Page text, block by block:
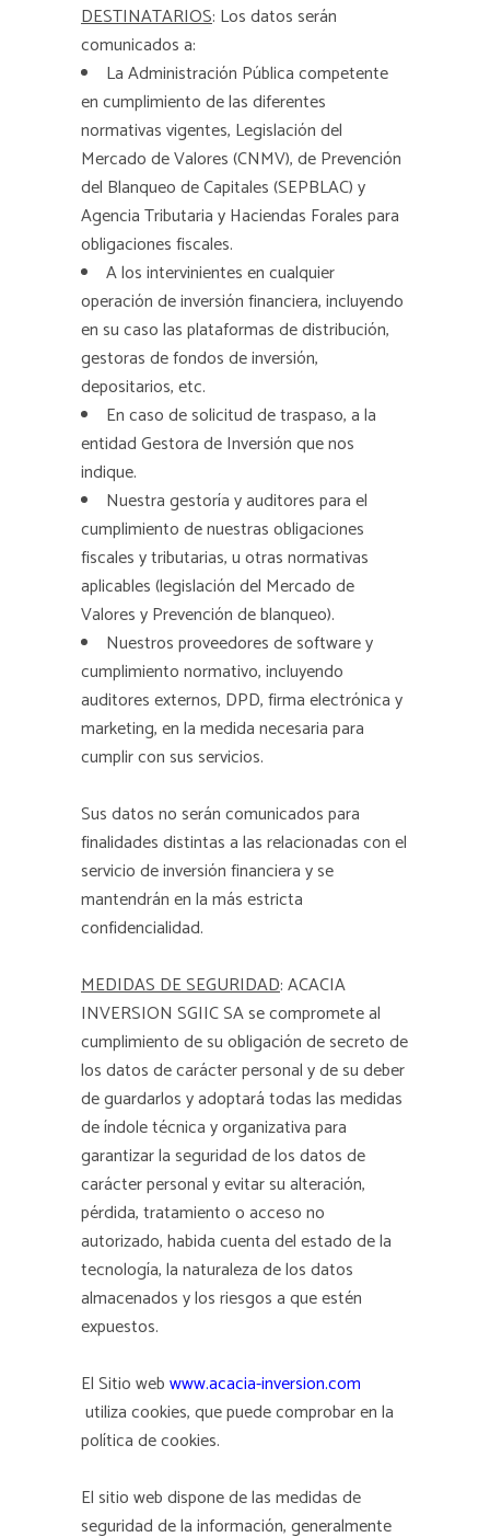
DESTINATARIOS: Los datos serán
comunicados a:
La Administración Pública competente
en cumplimiento de las diferentes
normativas vigentes, Legislación del
Mercado de Valores (CNMV), de Prevención
del Blanqueo de Capitales (SEPBLAC) y
Agencia Tributaria y Haciendas Forales para
obligaciones fiscales.
A los intervinientes en cualquier
operación de inversión financiera, incluyendo
en su caso las plataformas de distribución,
gestoras de fondos de inversión,
depositarios, etc.
En caso de solicitud de traspaso, a la
entidad Gestora de Inversión que nos
indique.
Nuestra gestoría y auditores para el
cumplimiento de nuestras obligaciones
fiscales y tributarias, u otras normativas
aplicables (legislación del Mercado de
Valores y Prevención de blanqueo).
Nuestros proveedores de software y
cumplimiento normativo, incluyendo
auditores externos, DPD, firma electrónica y
marketing, en la medida necesaria para
cumplir con sus servicios.
Sus datos no serán comunicados para
finalidades distintas a las relacionadas con el
servicio de inversión financiera y se
mantendrán en la más estricta
confidencialidad.
MEDIDAS DE SEGURIDAD: ACACIA
INVERSION SGIIC SA se compromete al
cumplimiento de su obligación de secreto de
los datos de carácter personal y de su deber
de guardarlos y adoptará todas las medidas
de índole técnica y organizativa para
garantizar la seguridad de los datos de
carácter personal y evitar su alteración,
pérdida, tratamiento o acceso no
autorizado, habida cuenta del estado de la
tecnología, la naturaleza de los datos
almacenados y los riesgos a que estén
expuestos.
El Sitio webwww.acacia-inversion.com
utiliza cookies, que puede comprobar en la
política de cookies.
El sitio web dispone de las medidas de
seguridad de la información, generalmente